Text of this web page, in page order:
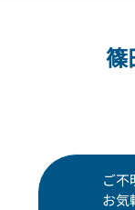
篠
ご不
お気